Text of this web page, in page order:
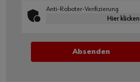
Anti-Roboter-Verifizierung
Hier klicken